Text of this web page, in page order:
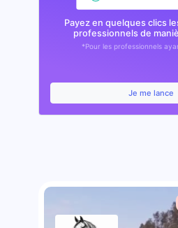
Payez en quelques clics
professionnels de
*Pour les professionnels
Je me lance